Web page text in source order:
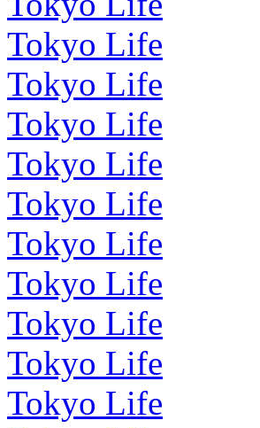
Tokyo Life
Tokyo Life
Tokyo Life
Tokyo Life
Tokyo Life
Tokyo Life
Tokyo Life
Tokyo Life
Tokyo Life
Tokyo Life